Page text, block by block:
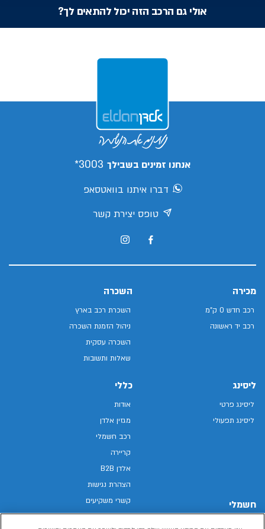
אולי גם הרכב הזה יכול להתאים לך?
אנחנו זמינים בשבילך 3003*
דברו איתנו בוואטסאפ
טופס יצירת קשר
מכירה
רכב חדש 0 ק"מ
רכב יד ראשונה
השכרה
השכרת רכב בארץ
ניהול הזמנת השכרה
השכרה עסקית
שאלות ותשובות
ליסינג
ליסינג פרטי
ליסינג תפעולי
חשמלי
כללי
אודות
מגזין אלדן
רכב חשמלי
קריירה
אלדן B2B
הצהרת נגישות
קשרי משקיעים
מפת האתר